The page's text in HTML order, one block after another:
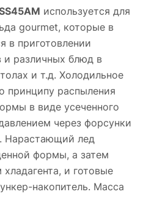
используется для
gourmet, которые в
в приготовлении
и различных блюд в
и т.д. Холодильное
принципу распыления
в виде усеченного
через форсунки
Нарастающий лед
формы, а затем
и готовые
накопитель. Масса